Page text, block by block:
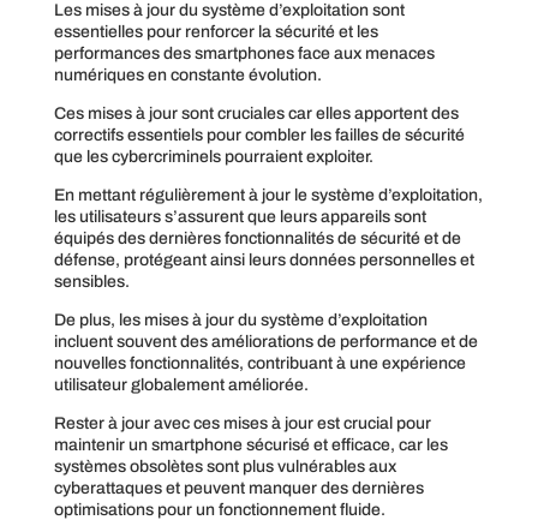
Les mises à jour du système d’exploitation sont
essentielles pour renforcer la sécurité et les
performances des smartphones face aux menaces
numériques en constante évolution.
Ces mises à jour sont cruciales car elles apportent des
correctifs essentiels pour combler les failles de sécurité
que les cybercriminels pourraient exploiter.
En mettant régulièrement à jour le système d’exploitation,
les utilisateurs s’assurent que leurs appareils sont
équipés des dernières fonctionnalités de sécurité et de
défense, protégeant ainsi leurs données personnelles et
sensibles.
De plus, les mises à jour du système d’exploitation
incluent souvent des améliorations de performance et de
nouvelles fonctionnalités, contribuant à une expérience
utilisateur globalement améliorée.
Rester à jour avec ces mises à jour est crucial pour
maintenir un smartphone sécurisé et efficace, car les
systèmes obsolètes sont plus vulnérables aux
cyberattaques et peuvent manquer des dernières
optimisations pour un fonctionnement fluide.